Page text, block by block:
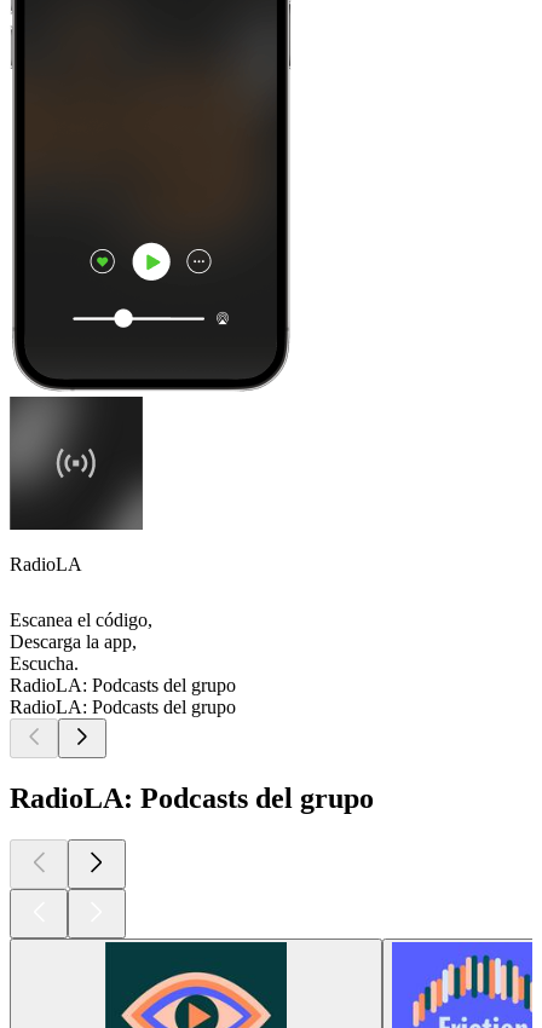
RadioLA
Escanea el código,
Descarga la app,
Escucha.
RadioLA: Podcasts del grupo
RadioLA: Podcasts del grupo
RadioLA: Podcasts del grupo